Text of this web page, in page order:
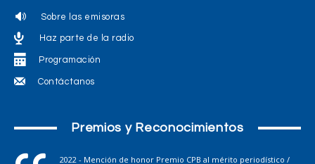
Sobre las emisoras
Haz parte de la radio
Programación
Contáctanos
Premios y Reconocimientos
2022 - Mención de honor Premio CPB al mérito periodístico /